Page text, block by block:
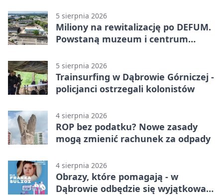
5 sierpnia 2026
Miliony na rewitalizację po DEFUM.
Powstaną muzeum i centrum
5 sierpnia 2026
Trainsurfing w Dąbrowie Górniczej -
policjanci ostrzegali kolonistów
4 sierpnia 2026
ROP bez podatku? Nowe zasady
mogą zmienić rachunek za odpady
4 sierpnia 2026
Obrazy, które pomagają - w
Dąbrowie odbędzie się wyjątkowa